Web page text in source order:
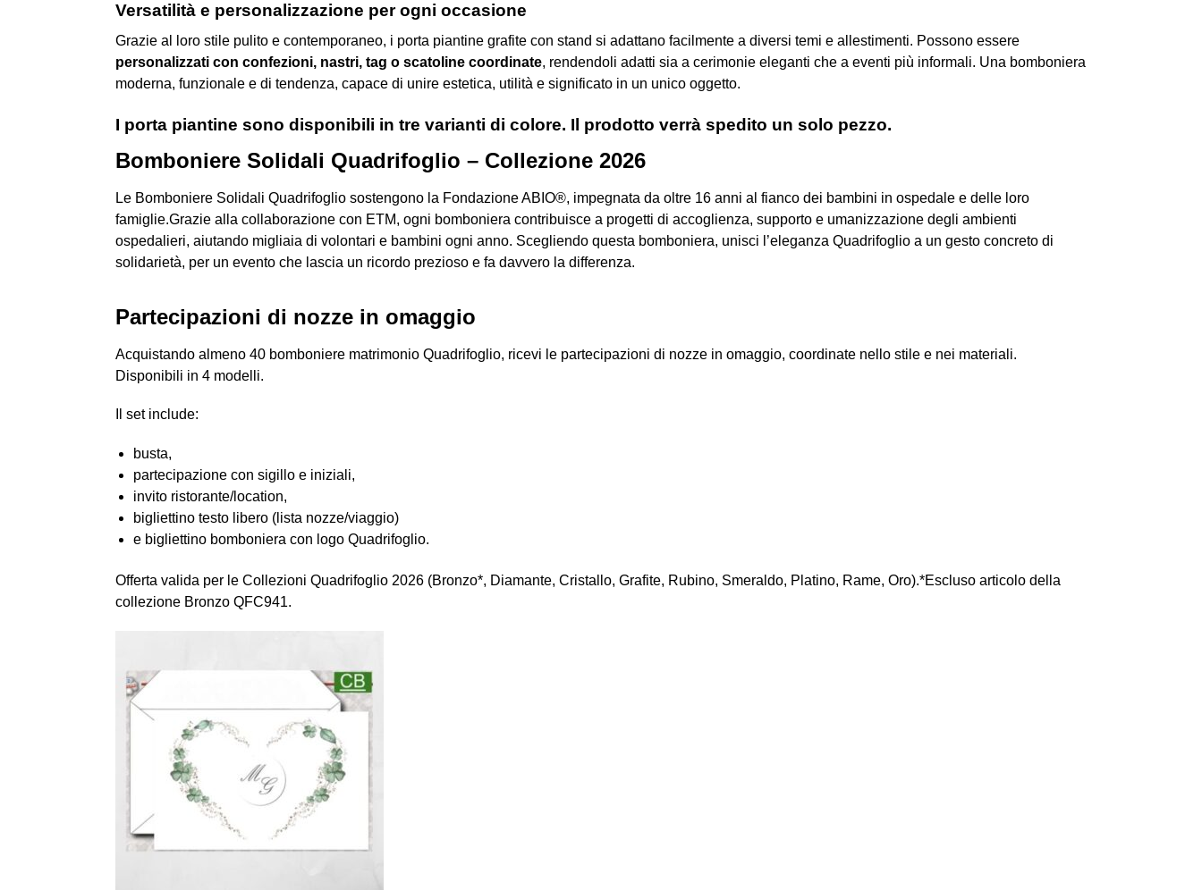
Versatilità e personalizzazione per ogni occasione
Grazie al loro stile pulito e contemporaneo, i porta piantine grafite con stand si adattano facilmente a diversi temi e allestimenti. Possono essere
personalizzati con confezioni, nastri, tag o scatoline coordinate, rendendoli adatti sia a cerimonie eleganti che a eventi più informali. Una bomboniera
moderna, funzionale e di tendenza, capace di unire estetica, utilità e significato in un unico oggetto.
I porta piantine sono disponibili in tre varianti di colore. Il prodotto verrà spedito un solo pezzo.
Bomboniere Solidali Quadrifoglio – Collezione 2026
Le Bomboniere Solidali Quadrifoglio sostengono la Fondazione ABIO®, impegnata da oltre 16 anni al fianco dei bambini in ospedale e delle loro
famiglie.Grazie alla collaborazione con ETM, ogni bomboniera contribuisce a progetti di accoglienza, supporto e umanizzazione degli ambienti
ospedalieri, aiutando migliaia di volontari e bambini ogni anno. Scegliendo questa bomboniera, unisci l’eleganza Quadrifoglio a un gesto concreto di
solidarietà, per un evento che lascia un ricordo prezioso e fa davvero la differenza.
Partecipazioni di nozze in omaggio
Acquistando almeno 40 bomboniere matrimonio Quadrifoglio, ricevi le partecipazioni di nozze in omaggio, coordinate nello stile e nei materiali.
Disponibili in 4 modelli.
Il set include:
busta,
partecipazione con sigillo e iniziali,
invito ristorante/location,
bigliettino testo libero (lista nozze/viaggio)
e bigliettino bomboniera con logo Quadrifoglio.
Offerta valida per le Collezioni Quadrifoglio 2026 (Bronzo*, Diamante, Cristallo, Grafite, Rubino, Smeraldo, Platino, Rame, Oro).*Escluso articolo della
collezione Bronzo QFC941.